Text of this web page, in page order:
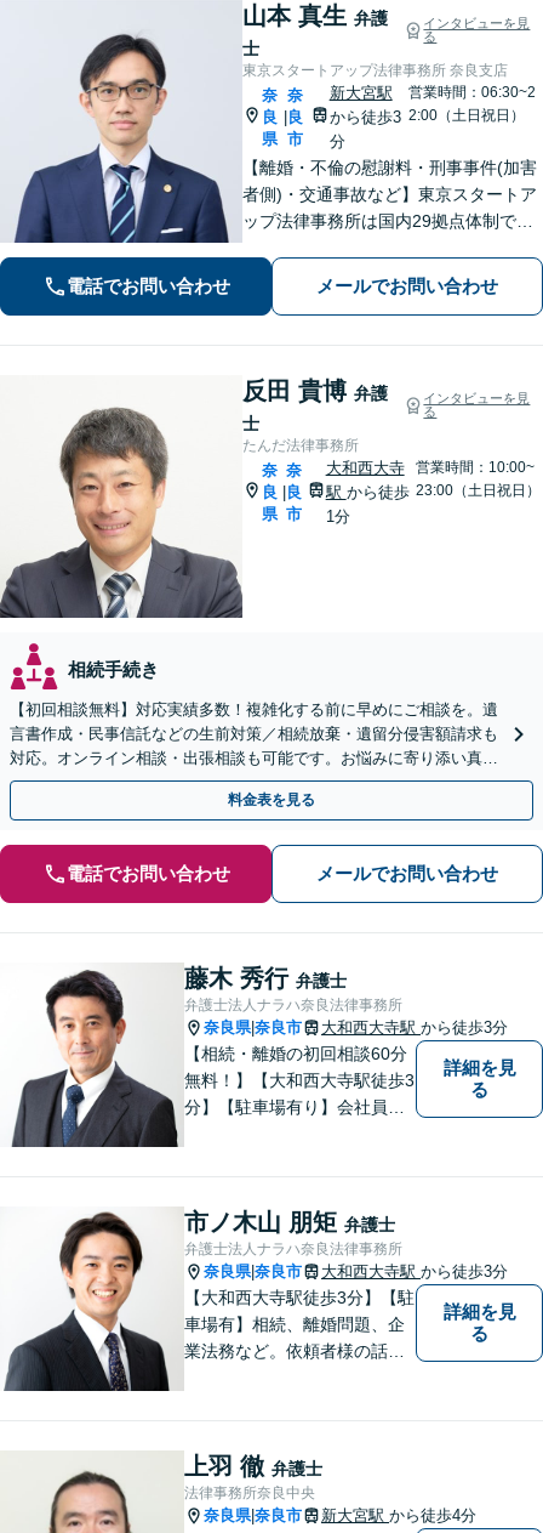
山本 真生 弁護
士
インタビューを見
る
東京スタートアップ法律事務所 奈良支店
奈
良
県
奈
良
市
新大宮駅
から徒歩3
分
営業時間：06:30~2
2:00（土日祝日）
【離婚・不倫の慰謝料・刑事事件(加害
者側)・交通事故など】東京スタートア
ップ法律事務所は国内29拠点体制で全
対応(法律相談は完全予約制)】各分野で
専門性の高い弁護士が寄り添い解決を
電話でお問い合わせ メールでお問い合わせ
反田 貴博 弁護
士
インタビューを見
る
たんだ法律事務所
奈
良
県
奈
良
市
大和西大寺
駅 から徒歩
1分
営業時間：10:00~
23:00（土日祝日）
相続手続き
【初回相談無料】対応実績多数！複雑化する前に早めにご相談を。遺
言書作成・民事信託などの生前対策／相続放棄・遺留分侵害額請求も
対応。オンライン相談・出張相談も可能です。お悩みに寄り添い真摯
に対応します【休日・夜間対応可】【大和西大寺駅1分】
料金表を見る
電話でお問い合わせ メールでお問い合わせ
藤木 秀行 弁護士
弁護士法人ナラハ奈良法律事務所
奈良県|奈良市 大和西大寺駅 から徒歩3分
【相続・離婚の初回相談60分
無料！】【大和西大寺駅徒歩3
分】【駐車場有り】会社員を
ましたら、どうぞお気軽にご
相談ください。【お子様連れ
相談可】
詳細を見
る
市ノ木山 朋矩 弁護士
弁護士法人ナラハ奈良法律事務所
奈良県|奈良市 大和西大寺駅 から徒歩3分
【大和西大寺駅徒歩3分】【駐
車場有】相続、離婚問題、企
業法務など。依頼者様の話を
と聞いても良いのかな」など
と思わず、ぜひ一度ご相談く
ださい。【お子様連れ相談
詳細を見
る
上羽 徹 弁護士
法律事務所奈良中央
奈良県|奈良市 新大宮駅 から徒歩4分